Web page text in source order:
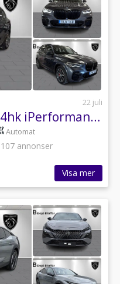
22 juli
BMW X5 xDrive45e 394hk iPerformance Steptronic M Sport
Automat
107 annonser
Visa mer